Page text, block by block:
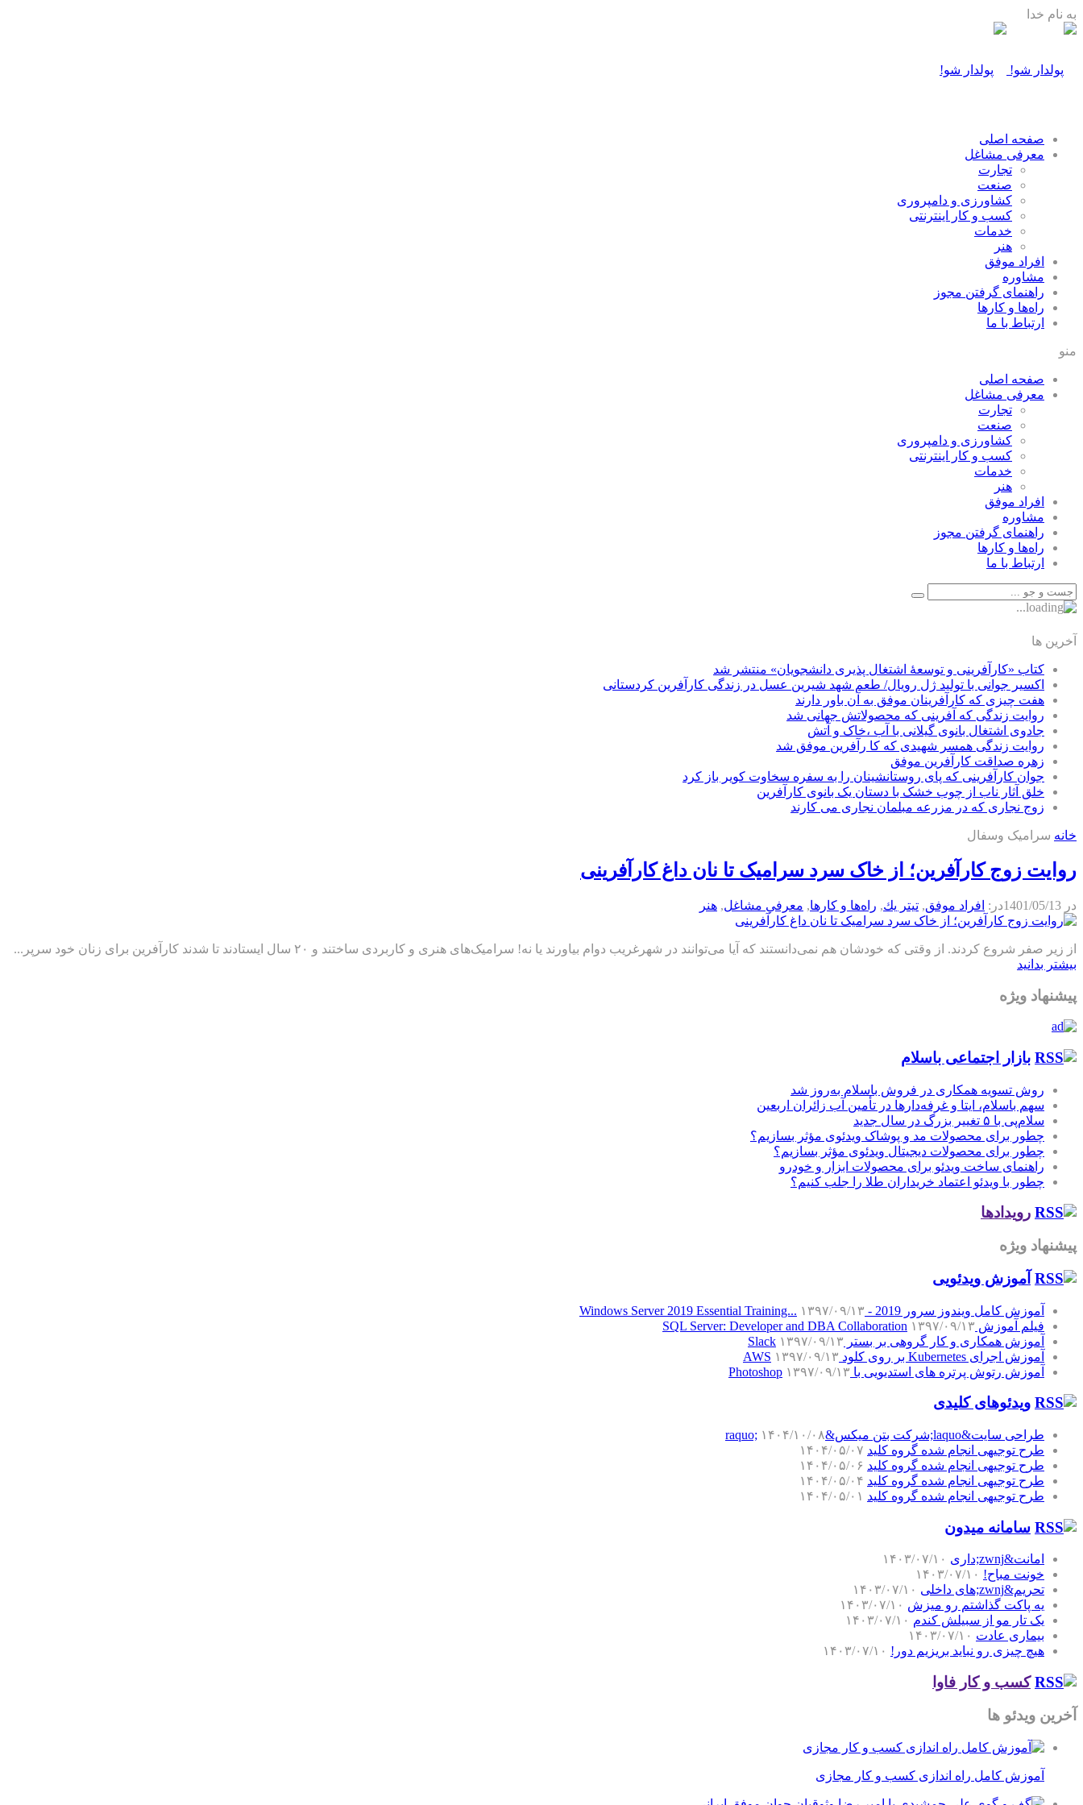
به نام خدا
صفحه اصلی
معرفی مشاغل
تجارت
صنعت
كشاورزی و دامپروری
كسب و كار اينترنتی
خدمات
هنر
افراد موفق
مشاوره
راهنمای گرفتن مجوز
راه‌ها و كارها
ارتباط با ما
منو
صفحه اصلی
معرفی مشاغل
تجارت
صنعت
كشاورزی و دامپروری
كسب و كار اينترنتی
خدمات
هنر
افراد موفق
مشاوره
راهنمای گرفتن مجوز
راه‌ها و كارها
ارتباط با ما
آخرین ها
کتاب «کارآفرینی و توسعۀ اشتغال پذیری دانشجویان» منتشر شد
اکسیر جوانی با تولید ژل رویال/ طعم شهد شیرین عسل‌ در زندگی کارآفرین کردستانی
هفت چیزی که کارآفرینان موفق به آن باور دارند
روایت زندگی که آفرینی که محصولاتش جهانی شد
جادوی اشتغال بانوی گیلانی با آب ،خاک و آتش
روایت زندگی همسر شهیدی که کا رآفرین موفق شد
زهره صداقت کارآفرین موفق
جوان کارآفرینی که پای روستانشینان را به سفره سخاوت کویر باز کرد
خلق آثار ناب از چوب خشک با دستان یک بانوی کارآفرین
زوج نجاری که در مزرعه مبلمان نجاری می کارند
خانه سرامیک و‌سفال
روایت زوج کارآفرین؛ از خاک سرد سرامیک تا نان داغ کارآفرینی
در 1401/05/13در: افراد موفق, تيتر يك, راه‌ها و كارها, معرفي مشاغل, هنر
از زیر صفر شروع کردند. از وقتی که خودشان هم نمی‌دانستند که آیا می‌توانند در شهرغریب دوام بیاورند یا نه! سرامیک‌های هنری و کاربردی ساختند و ۲۰ سال ایستادند تا شدند کارآفرین برای زنان خود سرپر...
بیشتر بدانید
پیشنهاد ویژه
بازار اجتماعی باسلام
روش تسویه همکاری در فروش باسلام به‌روز شد
سهم باسلام، ایتا و غرفه‌دارها در تأمین آب زائران اربعین
سلام‌پی با ۵ تغییر بزرگ در سال جدید
چطور برای محصولات مد و پوشاک ویدئوی مؤثر بسازیم؟
چطور برای محصولات دیجیتال ویدئوی مؤثر بسازیم؟
راهنمای ساخت ویدئو برای محصولات ابزار و خودرو
چطور با ویدئو اعتماد خریداران طلا را جلب کنیم؟
رویدادها
پیشنهاد ویژه
آموزش‌ ویدئویی
آموزش کامل ویندوز سرور 2019 - Windows Server 2019 Essential Training...
۱۳۹۷/۰۹/۱۳
فیلم آموزش SQL Server: Developer and DBA Collaboration ۱۳۹۷/۰۹/۱۳
آموزش همکاری و کار گروهی بر بستر Slack ۱۳۹۷/۰۹/۱۳
آموزش اجرای Kubernetes بر روی کلود AWS
۱۳۹۷/۰۹/۱۳
آموزش رتوش پرتره های استدیویی با Photoshop ۱۳۹۷/۰۹/۱۳
ویدئوهای کلیدی
طراحی سایت&laquo;شرکت بتن میکس&raquo;
۱۴۰۴/۱۰/۰۸
طرح توجیهی انجام شده گروه کلید ۱۴۰۴/۰۵/۰۷
طرح توجیهی انجام شده گروه کلید ۱۴۰۴/۰۵/۰۶
طرح توجیهی انجام شده گروه کلید ۱۴۰۴/۰۵/۰۴
طرح توجیهی انجام شده گروه کلید ۱۴۰۴/۰۵/۰۱
سامانه میدون
امانت&zwnj;داری
۱۴۰۳/۰۷/۱۰
خونت مباح! ۱۴۰۳/۰۷/۱۰
تحریم&zwnj;های داخلی
۱۴۰۳/۰۷/۱۰
یه پاکت گذاشتم رو میزش ۱۴۰۳/۰۷/۱۰
یک تار مو از سبیلش کندم ۱۴۰۳/۰۷/۱۰
بیماری عادت ۱۴۰۳/۰۷/۱۰
هیچ چیزی رو نباید بریزیم دور! ۱۴۰۳/۰۷/۱۰
کسب و کار فاوا
آخرین ویدئو ها
آموزش کامل راه اندازی کسب و کار مجازی